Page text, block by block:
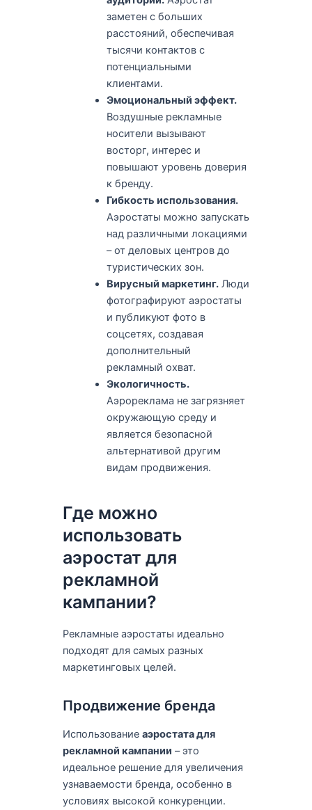
заметен с больших
расстояний, обеспечивая
тысячи контактов с
потенциальными
клиентами.
Эмоциональный эффект.
Воздушные рекламные
носители вызывают
восторг, интерес и
повышают уровень доверия
к бренду.
Гибкость использования.
Аэростаты можно запускать
над различными локациями
– от деловых центров до
туристических зон.
Вирусный маркетинг. Люди
фотографируют аэростаты
и публикуют фото в
соцсетях, создавая
дополнительный
рекламный охват.
Экологичность.
Аэрореклама не загрязняет
окружающую среду и
является безопасной
альтернативой другим
видам продвижения.
Где можно
использовать
аэростат для
рекламной
кампании?
Рекламные аэростаты идеально
подходят для самых разных
маркетинговых целей.
Продвижение бренда
Использование аэростата для
рекламной кампании – это
идеальное решение для увеличения
узнаваемости бренда, особенно в
условиях высокой конкуренции.